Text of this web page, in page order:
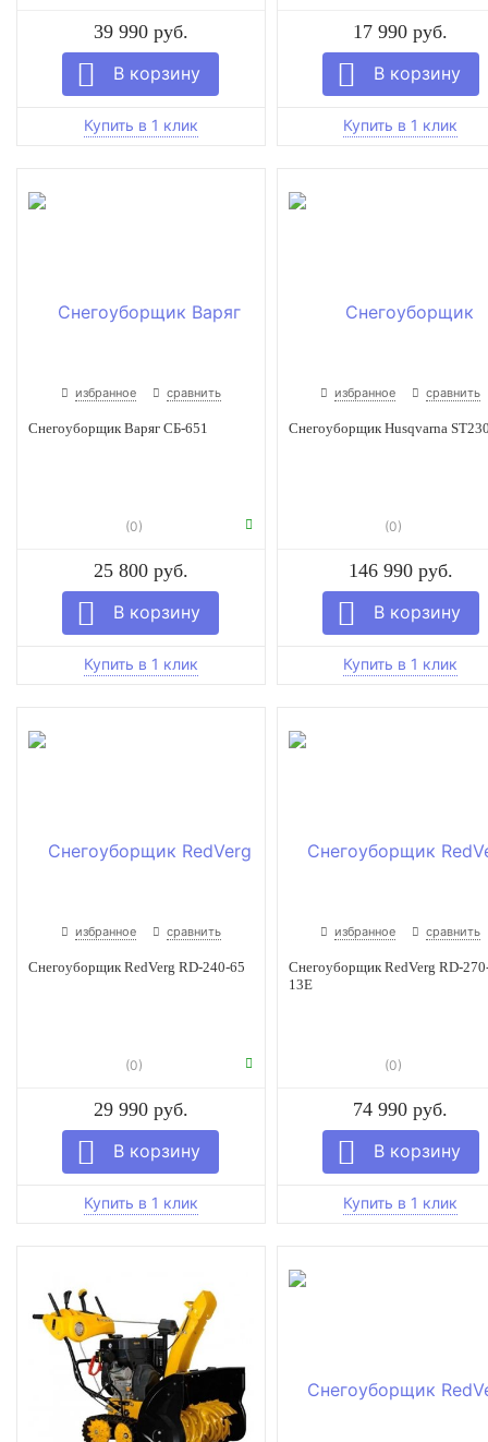
39 990 руб. 17 990 руб.
избранное сравнить
Снегоуборщик Варяг СБ-651
(0)
25 800 руб.
избранное сравнить
Снегоуборщик Husqvarna
(0)
146 990 руб.
избранное сравнить
Снегоуборщик RedVerg RD-240-65
(0)
29 990 руб.
избранное сравнить
Снегоуборщик RedVerg RD-
13E
(0)
74 990 руб.